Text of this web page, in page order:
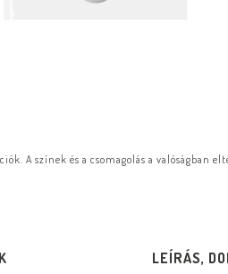
A színek és a csomagolás a valóságban
LEÍRÁS,